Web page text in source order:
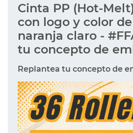
Cinta PP (Hot-
con logo y color
naranja claro -
tu concepto de
Replantea tu concepto de